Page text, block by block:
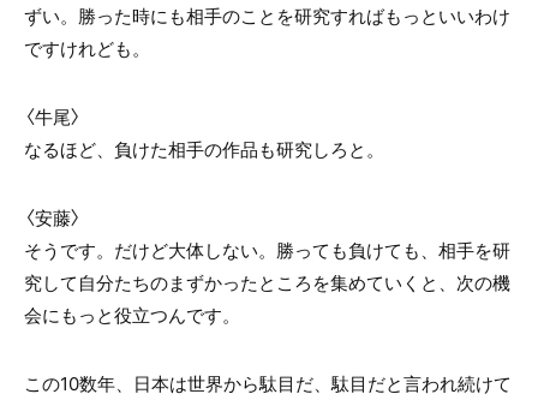
ずい。勝った時にも相手のことを研究すればもっといいわけ
ですけれども。
〈牛尾〉
なるほど、負けた相手の作品も研究しろと。
〈安藤〉
そうです。だけど大体しない。勝っても負けても、相手を研
究して自分たちのまずかったところを集めていくと、次の機
会にもっと役立つんです。
この10数年、日本は世界から駄目だ、駄目だと言われ続けて